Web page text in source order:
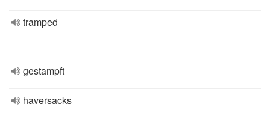
tramped
gestampft
haversacks